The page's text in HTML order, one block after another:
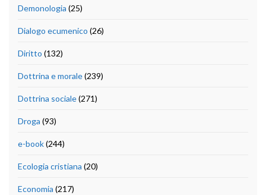
Demonologia (25)
Dialogo ecumenico (26)
Diritto (132)
Dottrina e morale(239)
Dottrina sociale(271)
Droga (93)
e-book(244)
Ecologia cristiana (20)
Economia (217)